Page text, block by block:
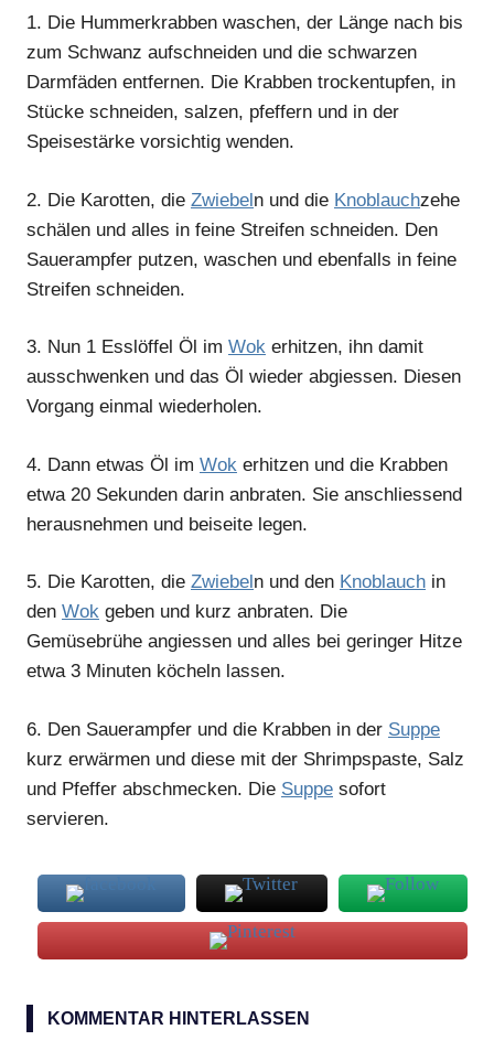
1. Die Hummerkrabben waschen, der Länge nach bis
zum Schwanz aufschneiden und die schwarzen
Darmfäden entfernen. Die Krabben trockentupfen, in
Stücke schneiden, salzen, pfeffern und in der
Speisestärke vorsichtig wenden.
2. Die Karotten, die Zwiebeln und die Knoblauchzehe
schälen und alles in feine Streifen schneiden. Den
Sauerampfer putzen, waschen und ebenfalls in feine
Streifen schneiden.
3. Nun 1 Esslöffel Öl im Wok erhitzen, ihn damit
ausschwenken und das Öl wieder abgiessen. Diesen
Vorgang einmal wiederholen.
4. Dann etwas Öl im Wok erhitzen und die Krabben
etwa 20 Sekunden darin anbraten. Sie anschliessend
herausnehmen und beiseite legen.
5. Die Karotten, die Zwiebeln und den Knoblauch in
den Wok geben und kurz anbraten. Die
Gemüsebrühe angiessen und alles bei geringer Hitze
etwa 3 Minuten köcheln lassen.
6. Den Sauerampfer und die Krabben in der Suppe
kurz erwärmen und diese mit der Shrimpspaste, Salz
und Pfeffer abschmecken. Die Suppe sofort
servieren.
Sauerampfer
KOMMENTAR HINTERLASSEN